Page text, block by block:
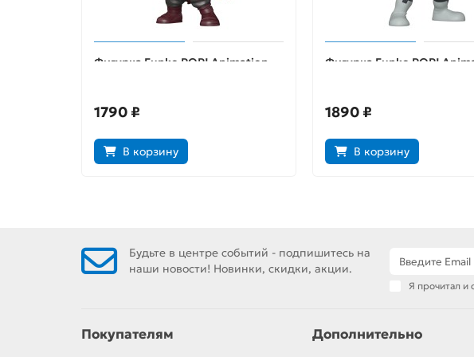
Фигурка Funko POP! Animation
57232
1790 ₽
В корзину
Фигурка Funko POP!
1890 ₽
В корзину
Будьте в центре событий - подпишитесь на
наши новости! Новинки, скидки, акции.
Я прочитал и
Покупателям Дополнительно